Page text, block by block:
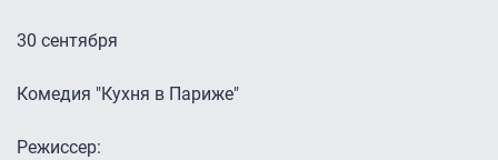
30 сентября
Комедия "Кухня в Париже"
Режиссер: